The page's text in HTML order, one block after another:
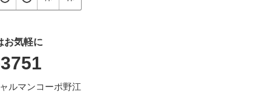
お気軽に
ルマンコーポ野江